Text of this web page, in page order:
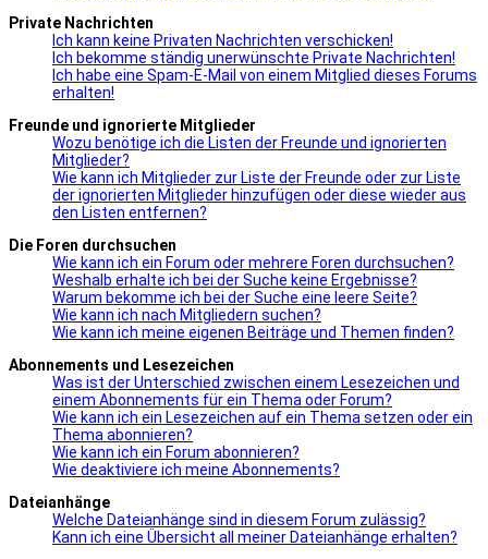
Private Nachrichten
Ich kann keine Privaten Nachrichten verschicken!
Ich bekomme ständig unerwünschte Private Nachrichten!
Ich habe eine Spam-E-Mail von einem Mitglied dieses Forums
erhalten!
Freunde und ignorierte Mitglieder
Wozu benötige ich die Listen der Freunde und ignorierten
Mitglieder?
Wie kann ich Mitglieder zur Liste der Freunde oder zur Liste
der ignorierten Mitglieder hinzufügen oder diese wieder aus
den Listen entfernen?
Die Foren durchsuchen
Wie kann ich ein Forum oder mehrere Foren durchsuchen?
Weshalb erhalte ich bei der Suche keine Ergebnisse?
Warum bekomme ich bei der Suche eine leere Seite?
Wie kann ich nach Mitgliedern suchen?
Wie kann ich meine eigenen Beiträge und Themen finden?
Abonnements und Lesezeichen
Was ist der Unterschied zwischen einem Lesezeichen und
einem Abonnements für ein Thema oder Forum?
Wie kann ich ein Lesezeichen auf ein Thema setzen oder ein
Thema abonnieren?
Wie kann ich ein Forum abonnieren?
Wie deaktiviere ich meine Abonnements?
Dateianhänge
Welche Dateianhänge sind in diesem Forum zulässig?
Kann ich eine Übersicht all meiner Dateianhänge erhalten?